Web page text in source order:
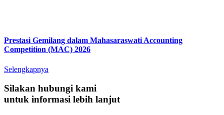
Prestasi Gemilang dalam Mahasaraswati Accounting
Competition (MAC) 2026
Selengkapnya
Silakan hubungi kami
untuk informasi lebih lanjut